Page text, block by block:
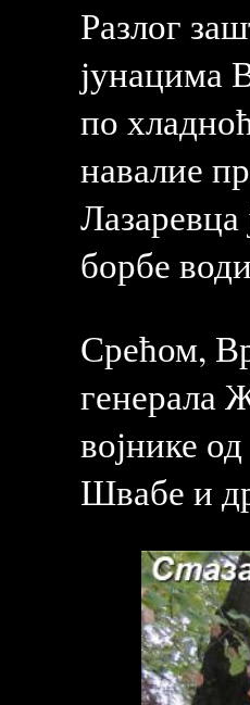
Разлог
јунацима
по
навалие
Лазаревца
борбе
Срећом,
генерала
војнике
Швабе и